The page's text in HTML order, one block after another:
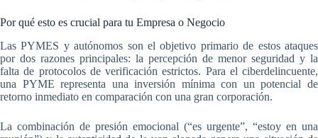
Por qué esto es crucial para tu Empresa o Negocio
Las PYMES y autónomos son el objetivo primario de estos ataques
por dos razones principales: la percepción de menor seguridad y la
falta de protocolos de verificación estrictos. Para el ciberdelincuente,
una PYME representa una inversión mínima con un potencial de
retorno inmediato en comparación con una gran corporación.
La combinación de presión emocional (“es urgente”, “estoy en una